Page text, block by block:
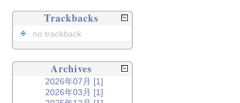
Trackbacks
no trackback
Archives
2026年07月 [1]
2026年03月 [1]